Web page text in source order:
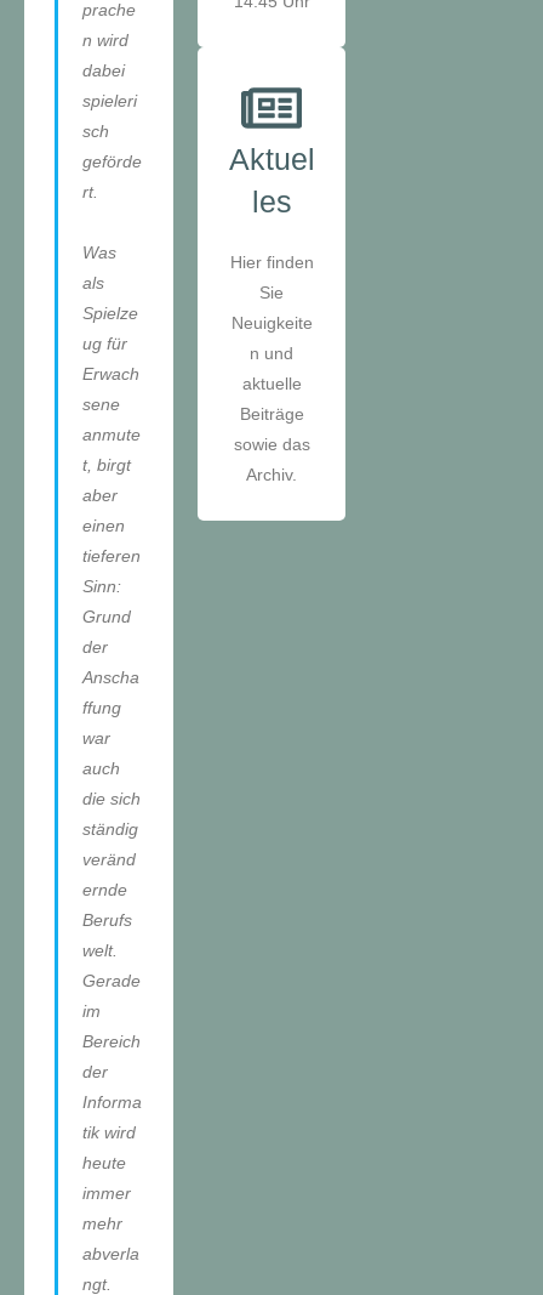
Aktuel
les
Hier finden
Sie
Neuigkeite
n und
aktuelle
Beiträge
sowie das
Archiv.
prache
n wird
dabei
spieleri
sch
geförde
rt.
Was
als
Spielze
ug für
Erwach
sene
anmute
t, birgt
aber
einen
tieferen
Sinn:
Grund
der
Anscha
ffung
war
auch
die sich
ständig
veränd
ernde
Berufs
welt.
Gerade
im
Bereich
der
Informa
tik wird
heute
immer
mehr
abverla
ngt.